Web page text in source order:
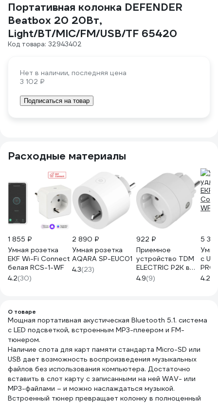
Портативная колонка DEFENDER
Beatbox 20 20Вт,
Light/BT/MIC/FM/USB/TF 65420
Код товара: 32943402
Нет в наличии, последняя цена
3 102 ₽
Подписаться на товар
Расходные материалы
1 855 ₽
Умная розетка
EKF Wi-Fi Connect
белая RCS-1-WF
4.2(30)
2 890 ₽
Умная розетка
AQARA SP-EUC01
4.3(23)
922 ₽
Приемное
устройство TDM
ELECTRIC Р2К в
розетку - комп.
для
SQ1508-0212
4.9(9)
5
c
4.2
О товаре
Мощная портативная акустическая Bluetooth 5.1. система
с LED подсветкой, встроенным MP3-плеером и FM-
тюнером.
Наличие слота для карт памяти стандарта Micro-SD или
USB дает возможность воспроизведения музыкальных
файлов без использования компьютера. Достаточно
вставить в слот карту с записанными на ней WAV- или
MP3-файлами – и можно наслаждаться музыкой.
Встроенный тюнер превращает колонку в полноценный